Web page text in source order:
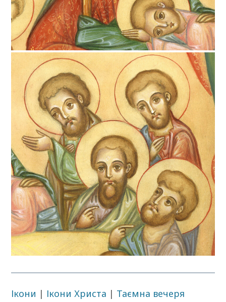
Ікони | Ікони Христа | Таємна вечеря